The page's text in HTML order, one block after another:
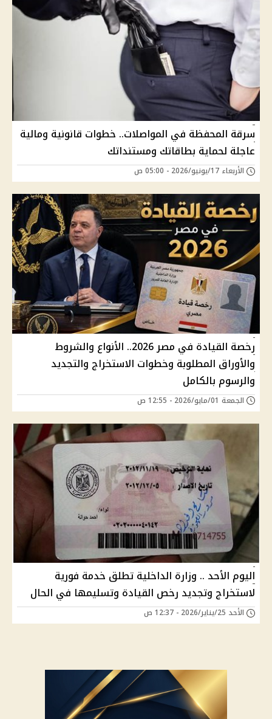
سرقة المحفظة في المواصلات.. خطوات قانونية ومالية
عاجلة لحماية بطاقاتك ومستنداتك
الأربعاء 17/يونيو/2026 - 05:00 ص
رخصة القيادة في مصر 2026.. الأنواع والشروط
والأوراق المطلوبة وخطوات الاستخراج والتجديد
والرسوم بالكامل
الجمعة 01/مايو/2026 - 12:55 ص
اليوم الأحد .. وزارة الداخلية تطلق خدمة فورية
لاستخراج وتجديد رخص القيادة وتسليمها في الحال
الأحد 25/يناير/2026 - 12:37 ص